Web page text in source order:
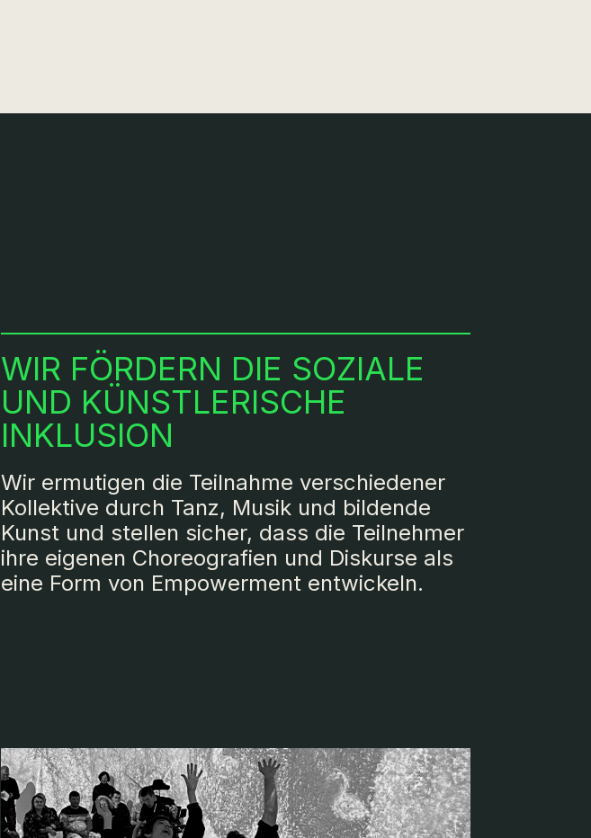
WIR FÖRDERN DIE SOZIALE
UND KÜNSTLERISCHE
INKLUSION
Wir ermutigen die Teilnahme verschiedener
Kollektive durch Tanz, Musik und bildende
Kunst und stellen sicher, dass die Teilnehmer
ihre eigenen Choreografien und Diskurse als
eine Form von Empowerment entwickeln.